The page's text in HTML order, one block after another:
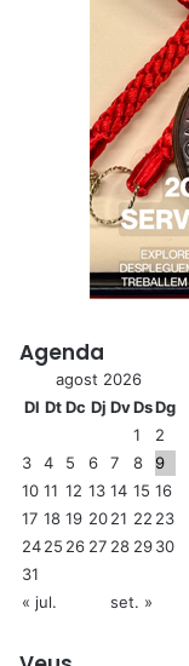
Agenda
agost 2026
Dl DtDc Dj DvDsDg
1
2
3
4 5 6 7 8
9
10 11 12 13 14 15 16
17 18 19 2021 22 23
2425 26 27 28 2930
31
« jul.
set. »